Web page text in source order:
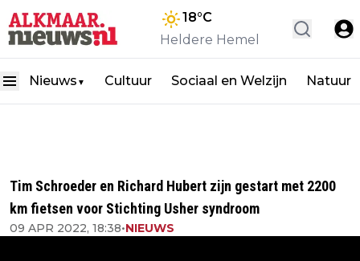
18°C
Heldere Hemel
Nieuws ▼ Cultuur Sociaal en Welzijn Natuur
Tim Schroeder en Richard Hubert zijn gestart met 2200
km fietsen voor Stichting Usher syndroom
09 APR 2022, 18:38•NIEUWS